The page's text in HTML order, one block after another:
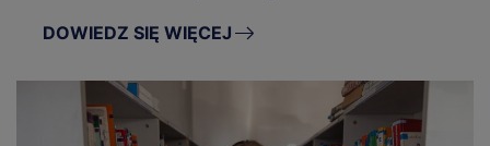
DOWIEDZ SIĘ WIĘCEJ